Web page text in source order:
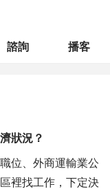
諮詢 播客
狀況？
位、外商運輸業公
裡找工作，下定決